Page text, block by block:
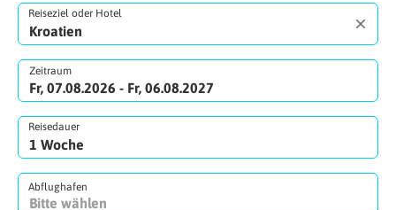
Reiseziel oder Hotel
Zeitraum
Fr, 07.08.2026 - Fr, 06.08.2027
Reisedauer
Abflughafen